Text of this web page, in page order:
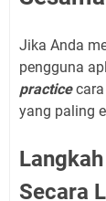
Jika Anda
pengguna
practicecara
yang paling
Secara